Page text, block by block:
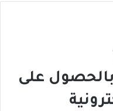
على